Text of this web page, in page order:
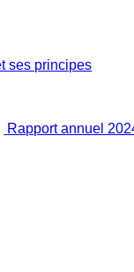
ses principes
Rapport annuel